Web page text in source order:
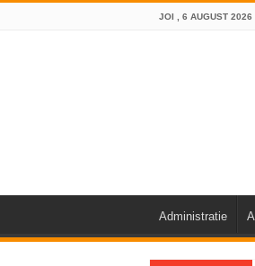
JOI , 6 AUGUST 2026
Administratie